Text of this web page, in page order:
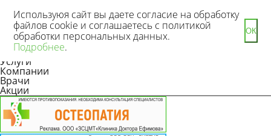
Новости
Статьи
Услуги
Компании
Врачи
Акции
Используюя сайт вы даете согласие на обработку
файлов cookie и соглашаетесь с политикой
обработки персональных данных.
Подробнее.
ОК